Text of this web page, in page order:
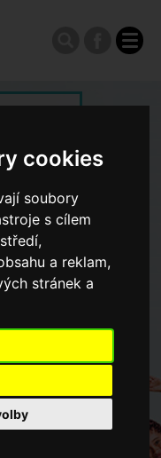
cookies
soubory
s cílem
a reklam,
stránek a
ZŠ
ZŠ